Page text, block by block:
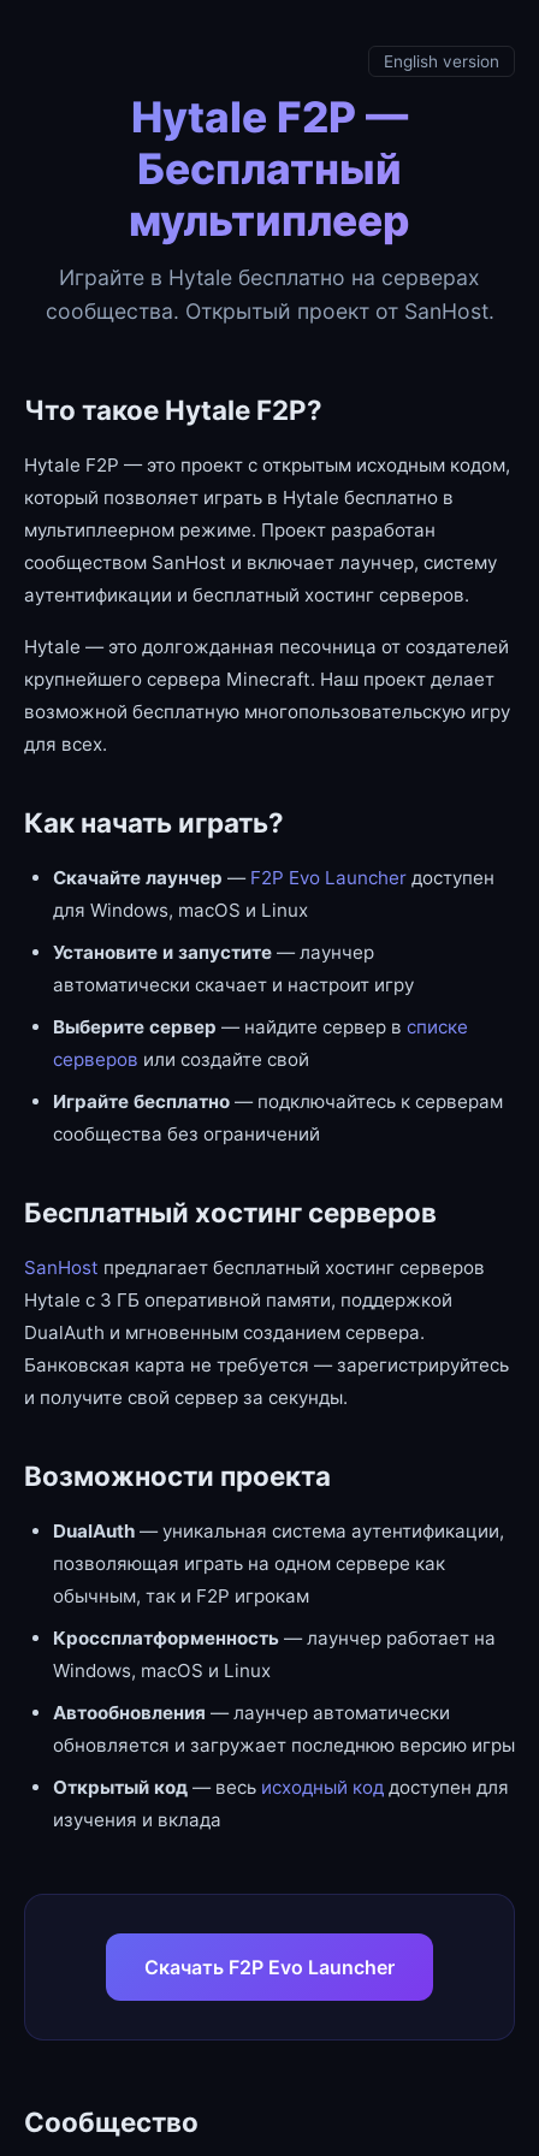
English version
Hytale F2P —
Бесплатный
мультиплеер
Играйте в Hytale бесплатно на серверах
сообщества. Открытый проект от SanHost.
Что такое Hytale F2P?
Hytale F2P — это проект с открытым исходным кодом,
который позволяет играть в Hytale бесплатно в
мультиплеерном режиме. Проект разработан
сообществом SanHost и включает лаунчер, систему
аутентификации и бесплатный хостинг серверов.
Hytale — это долгожданная песочница от создателей
крупнейшего сервера Minecraft. Наш проект делает
возможной бесплатную многопользовательскую игру
для всех.
Как начать играть?
Скачайте лаунчер — F2P Evo Launcher доступен
для Windows, macOS и Linux
Установите и запустите — лаунчер
автоматически скачает и настроит игру
Выберите сервер — найдите сервер в списке
серверов или создайте свой
Играйте бесплатно — подключайтесь к серверам
сообщества без ограничений
Бесплатный хостинг серверов
SanHost предлагает бесплатный хостинг серверов
Hytale с 3 ГБ оперативной памяти, поддержкой
DualAuth и мгновенным созданием сервера.
Банковская карта не требуется — зарегистрируйтесь
и получите свой сервер за секунды.
Возможности проекта
DualAuth — уникальная система аутентификации,
позволяющая играть на одном сервере как
обычным, так и F2P игрокам
Кроссплатформенность — лаунчер работает на
Windows, macOS и Linux
Автообновления — лаунчер автоматически
обновляется и загружает последнюю версию игры
Открытый код — весь исходный код доступен для
изучения и вклада
Скачать F2P Evo Launcher
Сообщество